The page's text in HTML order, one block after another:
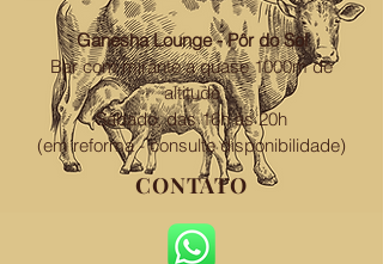
Ganesha Lounge - Pôr do Sol
Bar com mirante a quase 1000m de
altitude
Sábado, das 16h às 20h
(em reforma - consulte disponibilidade)
CONTATO